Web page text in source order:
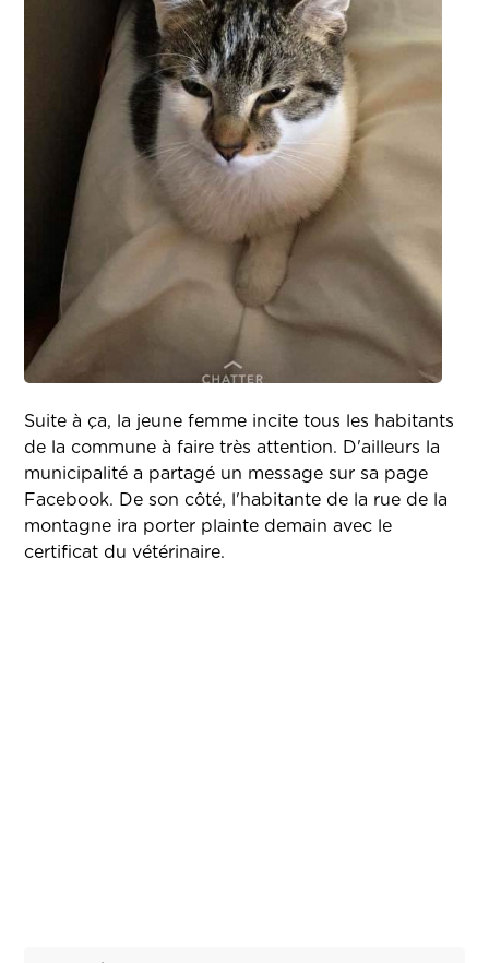
Suite à ça, la jeune femme incite tous les habitants
de la commune à faire très attention. D'ailleurs la
municipalité a partagé un message sur sa page
Facebook. De son côté, l'habitante de la rue de la
montagne ira porter plainte demain avec le
certificat du vétérinaire.